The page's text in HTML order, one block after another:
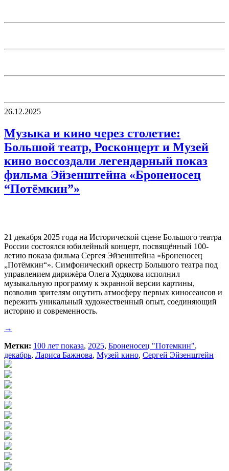
26.12.2025
Музыка и кино через столетие:
Большой театр, Росконцерт и Музей
кино воссоздали легендарный показ
фильма Эйзенштейна «Броненосец
“Потёмкин”»
21 декабря 2025 года на Исторической сцене Большого театра
России состоялся юбилейный концерт, посвящённый 100-
летию показа фильма Сергея Эйзенштейна «Броненосец
„Потёмкин“». Симфонический оркестр Большого театра под
управлением дирижёра Олега Худякова исполнил
музыкальную программу к экранной версии картины,
позволив зрителям ощутить атмосферу первых киносеансов и
пережить уникальный художественный опыт, соединяющий
историю и современность.
→
Метки: 100 лет показа, 2025, Броненосец "Потемкин",
декабрь, Лариса Бажнова, Музей кино, Сергей Эйзенштейн